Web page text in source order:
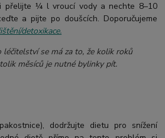
přelijte ¼ l vroucí vody a nechte 8–10
a pijte po doušcích. Doporučujeme
detoxikace.
se má za to, že kolik roků
měsíců je nutné bylinky pít.
dodržujte dietu pro snížení